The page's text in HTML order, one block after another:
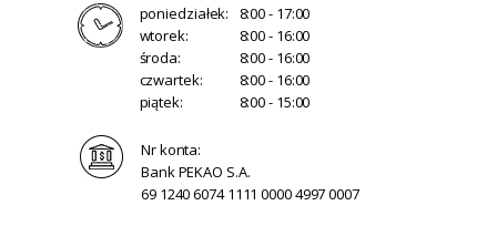
poniedziałek:
8:00 - 17:00
wtorek:
8:00 - 16:00
środa:
8:00 - 16:00
czwartek:
8:00 - 16:00
piątek:
8:00 - 15:00
Nr konta:
Bank PEKAO S.A.
69 1240 6074 1111 0000 4997 0007